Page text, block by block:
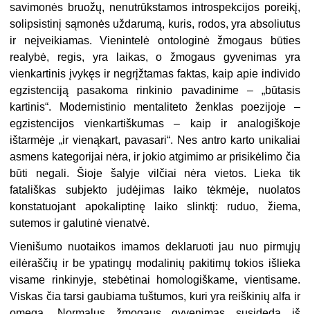
savimonės bruožų, nenutrūkstamos introspekcijos poreikį,
solipsistinį sąmonės uždarumą, kuris, rodos, yra absoliutus
ir neįveikiamas. Vienintelė ontologinė žmogaus būties
realybė, regis, yra laikas, o žmogaus gyvenimas yra
vienkartinis įvykęs ir negrįžtamas faktas, kaip apie individo
egzistenciją pasakoma rinkinio pavadinime – „būtasis
kartinis“. Modernistinio mentaliteto ženklas poezijoje –
egzistencijos vienkartiškumas – kaip ir analogiškoje
ištarmėje „ir vienąkart, pavasari“. Nes antro karto unikaliai
asmens kategorijai nėra, ir jokio atgimimo ar prisikėlimo čia
būti negali. Šioje šalyje vilčiai nėra vietos. Lieka tik
fatališkas subjekto judėjimas laiko tėkmėje, nuolatos
konstatuojant apokaliptinę laiko slinktį: ruduo, žiema,
sutemos ir galutinė vienatvė.
Vienišumo nuotaikos imamos deklaruoti jau nuo pirmųjų
eilėraščių ir be ypatingų modalinių pakitimų tokios išlieka
visame rinkinyje, stebėtinai homologiškame, vientisame.
Viskas čia tarsi gaubiama tuštumos, kuri yra reiškinių alfa ir